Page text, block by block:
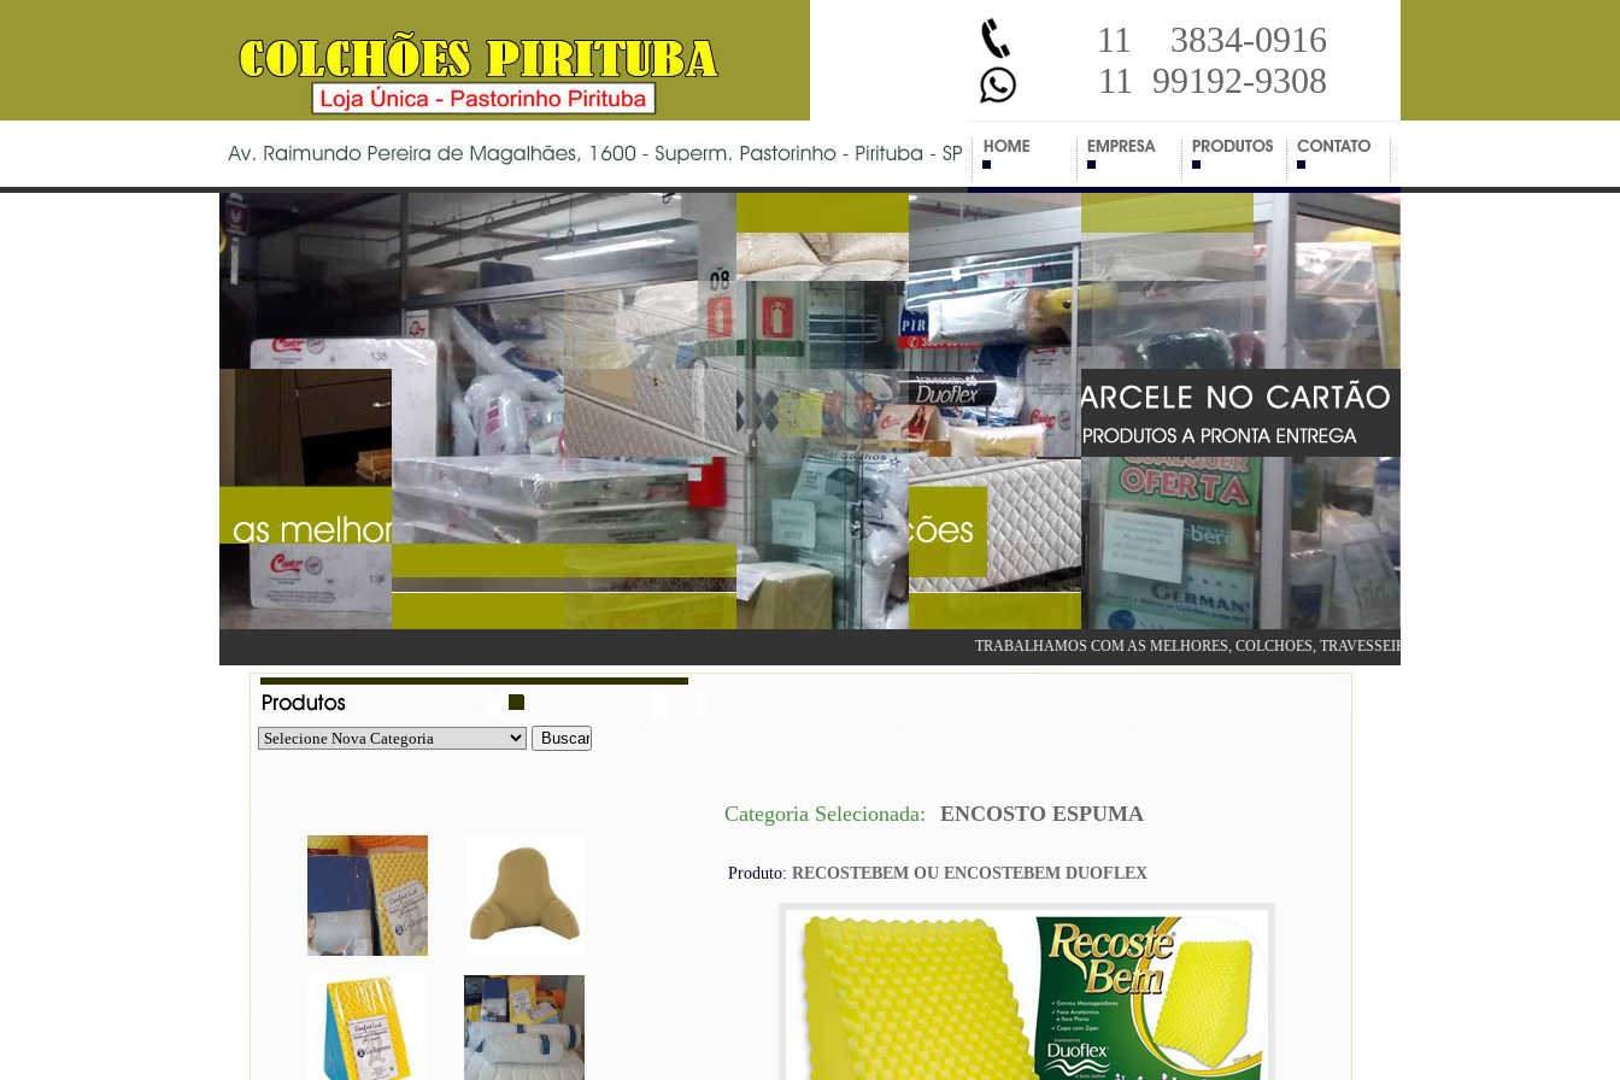
11 3834-0916
11 99192-9308
TRABALHAMOS COM AS MELHORES, COLCHOES, TRAVESSEIROS E ACESSÓRIOS EM GERAL.O
Categoria Selecionada: ENCOSTO ESPUMA
Produto: RECOSTEBEM OU ENCOSTEBEM DUOFLEX